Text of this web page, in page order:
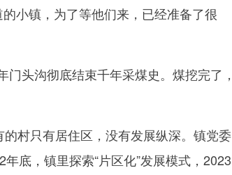
小镇，为了等他们来，已经准备了很
头沟彻底结束千年采煤史。煤挖完了，
村只有居住区，没有发展纵深。镇党委
底，镇里探索“片区化”发展模式，2023